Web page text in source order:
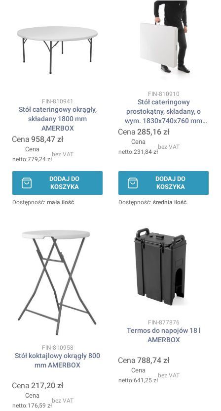
Kod produktu
FIN-810941
Stół cateringowy okrągły,
składany 1800 mm
AMERBOX
Cena 958,47 zł
Cena
779,24 zł
bez VAT
DODAJ DO
KOSZYKA
Dostępność: mała ilość
Kod produktu
FIN-810910
Stół cateringowy
prostokątny, składany, o
wym. 1830x740x760 mm
AMERBOX
Cena 285,16 zł
Cena
231,84 zł
bez VAT
DODAJ DO
KOSZYKA
Dostępność: średnia ilość
Kod produktu
FIN-810958
Stół koktajlowy okrągły 800
mm AMERBOX
Cena 217,20 zł
Cena
176,59 zł
bez VAT
Kod produktu
FIN-877876
Termos do napojów 18 l
AMERBOX
Cena 788,74 zł
Cena
641,25 zł
bez VAT